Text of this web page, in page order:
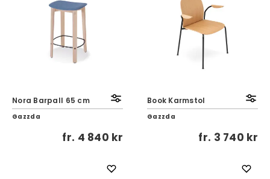
Nora Barpall 65 cm
Gazzda
fr. 4 840 kr
Book Karmstol
Gazzda
fr. 3 740 kr